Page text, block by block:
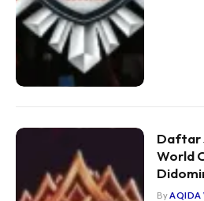
Daftar
World
By AQIDA